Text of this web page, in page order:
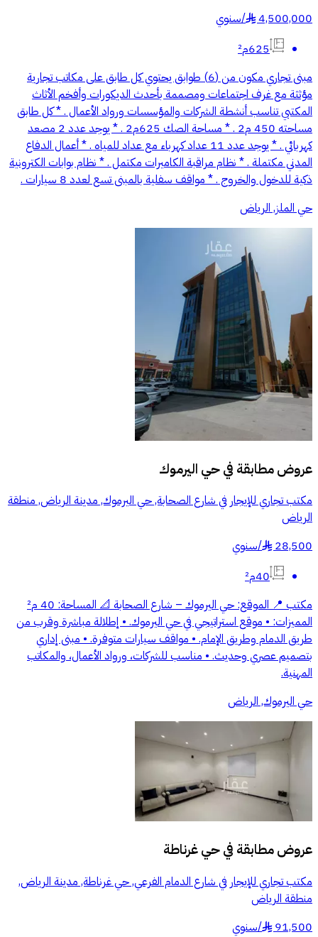
4,500,000
§
/سنوي
625م²
مبنى تجاري مكون من (6) طوابق يحتوي كل طابق على مكاتب تجارية
مؤثثة مع غرف اجتماعات ومصممة بأحدث الديكورات وأفخم الأثاث
المكتبي تناسب أنشطة الشركات والمؤسسات ورواد الأعمال . * كل طابق
مساحته 450 م2 . * مساحة الصك 625م2 . * يوجد عدد 2 مصعد
كهربائي . * يوجد عدد 11 عداد كهرباء مع عداد للمياه . * أعمال الدفاع
المدني مكتملة . * نظام مراقبة الكاميرات مكتمل . * نظام بوابات الكترونية
ذكية للدخول والخروج . * مواقف سفلية بالمبنى تسع لعدد 8 سيارات .
حي الملز, الرياض
عروض مطابقة فيحي اليرموك
مكتب تجاري للإيجار في شارع الصحابة, حي اليرموك, مدينة الرياض, منطقة
الرياض
28,500
§
/سنوي
40م²
مكتب 📍 الموقع: حي اليرموك – شارع الصحابة 📐 المساحة: 40 م²
المميزات: • موقع استراتيجي في حي اليرموك. • إطلالة مباشرة وقرب من
طريق الدمام وطريق الإمام. • مواقف سيارات متوفرة. • مبنى إداري
بتصميم عصري وحديث. • مناسب للشركات، ورواد الأعمال، والمكاتب
المهنية.
حي اليرموك, الرياض
عروض مطابقة فيحي غرناطة
مكتب تجاري للإيجار في شارع الدمام الفرعي, حي غرناطة, مدينة الرياض,
منطقة الرياض
91,500
§
/سنوي